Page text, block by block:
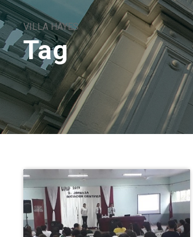
VILLA HAYES
Tag